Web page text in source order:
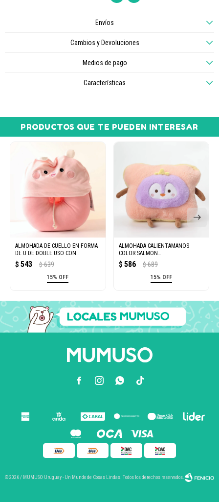
Envíos
Cambios y Devoluciones
Medios de pago
Características
PRODUCTOS QUE TE PUEDEN INTERESAR
ALMOHADA DE CUELLO EN FORMA
DE U DE DOBLE USO CON
CAPUCHA-ROSA
$ 543 $ 639
15% OFF
ALMOHADA CALIENTAMANOS
COLOR SALMON
(TOSTADO/MORADO)
$ 586 $ 689
15% OFF
  
© 2026 / MUMUSO Uruguay - Un Mundo de Cosas Lindas. Todos los derechos reservados.